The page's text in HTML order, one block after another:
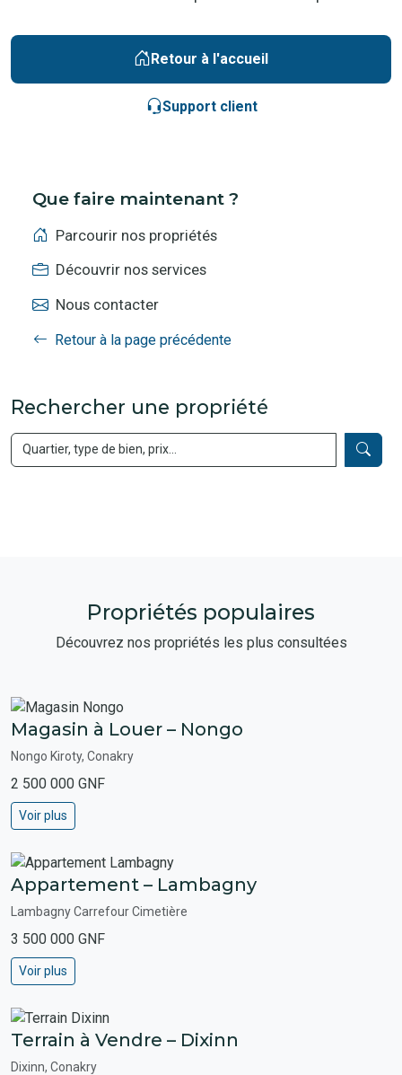
Retour à l'accueil
Support client
Que faire maintenant ?
Parcourir nos propriétés
Découvrir nos services
Nous contacter
Retour à la page précédente
Rechercher une propriété
Propriétés populaires
Découvrez nos propriétés les plus consultées
Magasin à Louer – Nongo
Nongo Kiroty, Conakry
2 500 000 GNF
Voir plus
Appartement – Lambagny
Lambagny Carrefour Cimetière
3 500 000 GNF
Voir plus
Terrain à Vendre – Dixinn
Dixinn, Conakry